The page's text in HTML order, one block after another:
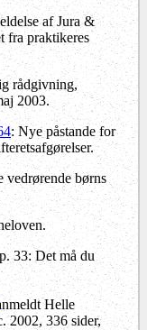
af Jura &
fra praktikeres
rådgivning,
2003.
: Nye påstande for
børns
33: Det må du
Helle
2002, 336 sider,